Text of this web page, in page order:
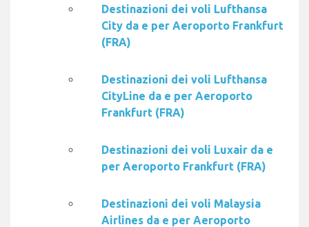
Destinazioni dei voli Lufthansa
City da e per Aeroporto Frankfurt
(FRA)
Destinazioni dei voli Lufthansa
CityLine da e per Aeroporto
Frankfurt (FRA)
Destinazioni dei voli Luxair da e
per Aeroporto Frankfurt (FRA)
Destinazioni dei voli Malaysia
Airlines da e per Aeroporto